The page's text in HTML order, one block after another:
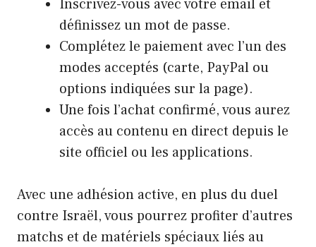
Inscrivez-vous avec votre email et
définissez un mot de passe.
Complétez le paiement avec l’un des
modes acceptés (carte, PayPal ou
options indiquées sur la page).
Une fois l’achat confirmé, vous aurez
accès au contenu en direct depuis le
site officiel ou les applications.
Avec une adhésion active, en plus du duel
contre Israël, vous pourrez profiter d’autres
matchs et de matériels spéciaux liés au